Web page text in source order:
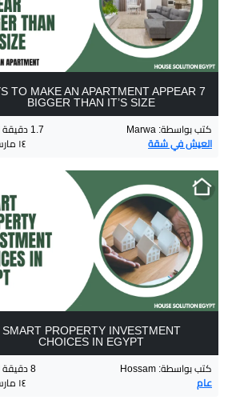
TO MAKE AN APARTMENT APPEAR
BIGGER THAN IT’S SIZE
كتب بواسطة:
Marwa
1.7 دقيقة
العيش في شقة
١٤ مارس ٢٠٢٣
SMART PROPERTY INVESTMENT
CHOICES IN EGYPT
كتب بواسطة:
Hossam
8 دقيقة
عام
١٤ مارس ٢٠٢٣